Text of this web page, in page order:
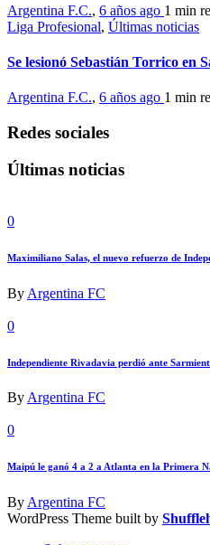
Argentina F.C., 6 años ago 1 min
Liga Profesional, Últimas noticias
Se lesionó Sebastián Torrico en
Argentina F.C., 6 años ago 1 min
Redes sociales
Últimas noticias
0
Maximiliano Salas, el nuevo refuerzo de
By Argentina FC
0
Independiente Rivadavia perdió ante
ByArgentina FC
0
Maipú le ganó 4 a 2 a Atlanta en la Primera
ByArgentina FC
WordPress Theme built by